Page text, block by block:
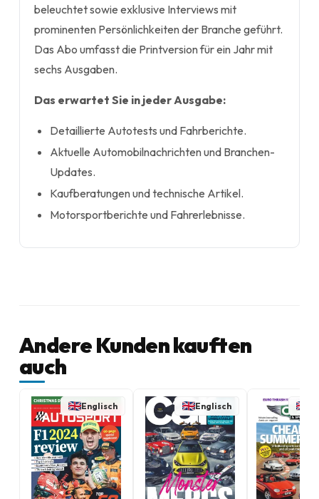
beleuchtet sowie exklusive Interviews mit
prominenten Persönlichkeiten der Branche geführt.
Das Abo umfasst die Printversion für ein Jahr mit
sechs Ausgaben.
Das erwartet Sie in jeder Ausgabe:
Detaillierte Autotests und Fahrberichte.
Aktuelle Automobilnachrichten und Branchen-
Updates.
Kaufberatungen und technische Artikel.
Motorsportberichte und Fahrerlebnisse.
Andere Kunden kauften
auch
Englisch Englisch